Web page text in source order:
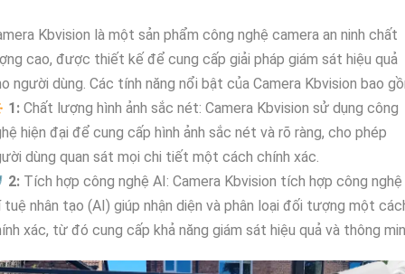
Kbvision là một sản phẩm công nghệ camera an ninh chất
cao, được thiết kế để cung cấp giải pháp giám sát hiệu quả
người dùng. Các tính năng nổi bật của Camera Kbvision bao
1: Chất lượng hình ảnh sắc nét: Camera Kbvision sử dụng công
hiện đại để cung cấp hình ảnh sắc nét và rõ ràng, cho phép
dùng quan sát mọi chi tiết một cách chính xác.
2: Tích hợp công nghệ AI: Camera Kbvision tích hợp công nghệ
nhân tạo (AI) giúp nhận diện và phân loại đối tượng một
xác, từ đó cung cấp khả năng giám sát hiệu quả và thông